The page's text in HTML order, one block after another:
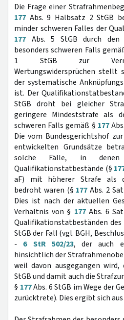
Die Frage einer
177 Abs. 9 Halbsatz 2 StGB
minder schweren Falles der
177 Abs. 5 StGB durch den
besonders schweren Falls
1 StGB zur
Wertungswidersprüchen stellt
der systematische
ist. Der
StGB droht bei gleicher
geringere Mindeststrafe als
schweren Falls gemäß § 177
Die vom Bundesgerichtshof
entwickelten Grundsätze
solche Fälle, in
Qualifikationstatbestände (§
aF) mit höherer Strafe als
bedroht waren (§ 177 Abs. 2
Dies ist nach der aktuellen
Verhältnis von § 177Abs. 6
Qualifikationstatbeständen des
StGB der Fall (vgl. BGH,
- 6 StR 502/23, der auch
hinsichtlich der
weil davon ausgegangen wird,
StGB und damit auch die
§ 177Abs. 6 StGB im Wege der
zurücktrete). Dies ergibt sich